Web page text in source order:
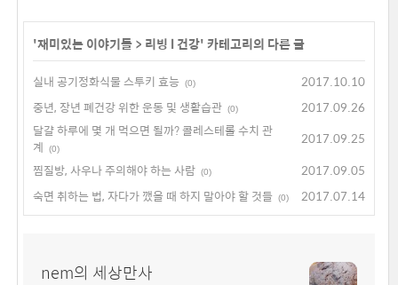
'재미있는 이야기들> 리빙 l 건강' 카테고리의 다른 글
실내 공기정화식물 스투키 효능 (0)
2017.10.10
중년, 장년 폐건강 위한 운동 및 생활습관 (0)
2017.09.26
달걀 하루에 몇 개 먹으면 될까? 콜레스테롤 수치 관
계
(0)
2017.09.25
찜질방, 사우나 주의해야 하는 사람 (0)
2017.09.05
숙면 취하는 법, 자다가 깼을 때 하지 말아야 할 것들 (0) 2017.07.14
nem의 세상만사